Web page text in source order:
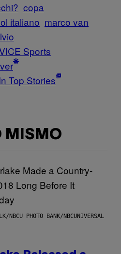
copa
italiano marco van
Sports
Top Stories
MISMO
NBCU PHOTO BANK/NBCUNIVERSAL